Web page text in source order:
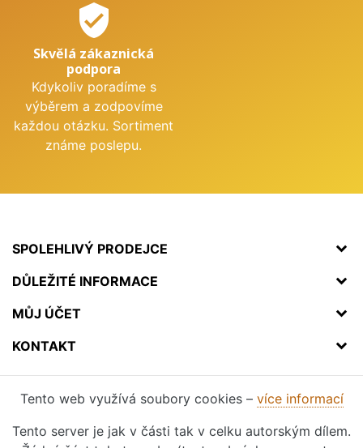
verified_user
Skvělá zákaznická
podpora
Kdykoliv poradíme s
výběrem a zodpovíme
každou otázku. Sortiment
známe poslepu.
SPOLEHLIVÝ PRODEJCE
DŮLEŽITÉ INFORMACE
MŮJ ÚČET
KONTAKT
Tento web využívá soubory cookies – více informací
Tento server je jak v části tak v celku autorským dílem.